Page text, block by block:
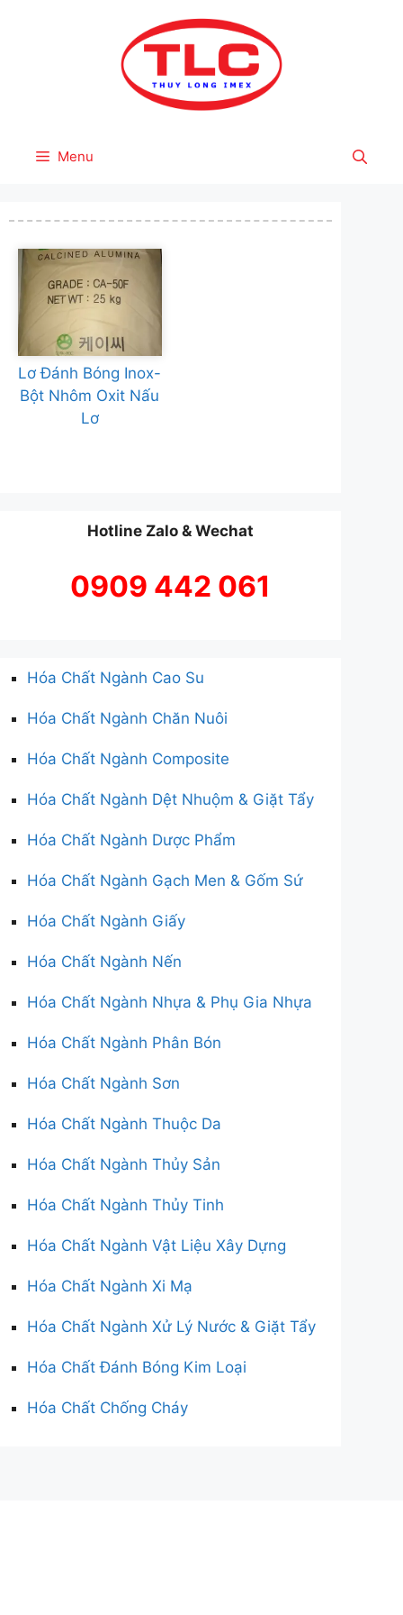
Menu
Lơ Đánh Bóng Inox-
Bột Nhôm Oxit Nấu
Lơ
Hotline Zalo & Wechat
0909 442 061
Hóa Chất Ngành Cao Su
Hóa Chất Ngành Chăn Nuôi
Hóa Chất Ngành Composite
Hóa Chất Ngành Dệt Nhuộm & Giặt Tẩy
Hóa Chất Ngành Dược Phẩm
Hóa Chất Ngành Gạch Men & Gốm Sứ
Hóa Chất Ngành Giấy
Hóa Chất Ngành Nến
Hóa Chất Ngành Nhựa & Phụ Gia Nhựa
Hóa Chất Ngành Phân Bón
Hóa Chất Ngành Sơn
Hóa Chất Ngành Thuộc Da
Hóa Chất Ngành Thủy Sản
Hóa Chất Ngành Thủy Tinh
Hóa Chất Ngành Vật Liệu Xây Dựng
Hóa Chất Ngành Xi Mạ
Hóa Chất Ngành Xử Lý Nước & Giặt Tẩy
Hóa Chất Đánh Bóng Kim Loại
Hóa Chất Chống Cháy